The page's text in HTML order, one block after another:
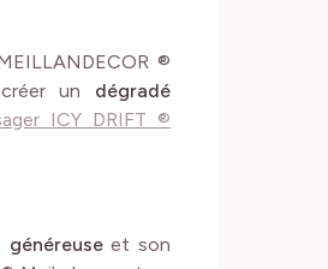
®
un dégradé
ICY DRIFT ®
et son